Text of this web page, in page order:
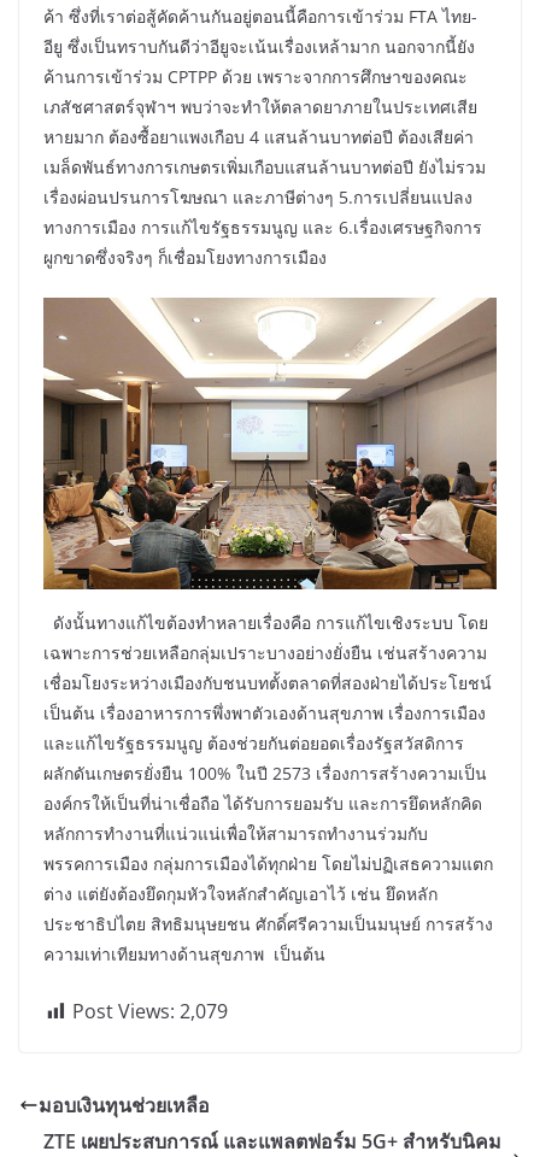
ค้า ซึ่งที่เราต่อสู้คัดค้านกันอยู่ตอนนี้คือการเข้าร่วม FTA ไทย-
อียู ซึ่งเป็นทราบกันดีว่าอียูจะเน้นเรื่องเหล้ามาก นอกจากนี้ยัง
ค้านการเข้าร่วม CPTPP ด้วย เพราะจากการศึกษาของคณะ
เภสัชศาสตร์จุฬาฯ พบว่าจะทำให้ตลาดยาภายในประเทศเสีย
หายมาก ต้องซื้อยาแพงเกือบ 4 แสนล้านบาทต่อปี ต้องเสียค่า
เมล็ดพันธ์ทางการเกษตรเพิ่มเกือบแสนล้านบาทต่อปี ยังไม่รวม
เรื่องผ่อนปรนการโฆษณา และภาษีต่างๆ 5.การเปลี่ยนแปลง
ทางการเมือง การแก้ไขรัฐธรรมนูญ และ 6.เรื่องเศรษฐกิจการ
ผูกขาดซึ่งจริงๆ ก็เชื่อมโยงทางการเมือง
ดังนั้นทางแก้ไขต้องทำหลายเรื่องคือ การแก้ไขเชิงระบบ โดย
เฉพาะการช่วยเหลือกลุ่มเปราะบางอย่างยั่งยืน เช่นสร้างความ
เชื่อมโยงระหว่างเมืองกับชนบทตั้งตลาดที่สองฝ่ายได้ประโยชน์
เป็นต้น เรื่องอาหารการพึ่งพาตัวเองด้านสุขภาพ เรื่องการเมือง
และแก้ไขรัฐธรรมนูญ ต้องช่วยกันต่อยอดเรื่องรัฐสวัสดิการ
ผลักดันเกษตรยั่งยืน 100% ในปี 2573 เรื่องการสร้างความเป็น
องค์กรให้เป็นที่น่าเชื่อถือ ได้รับการยอมรับ และการยึดหลักคิด
หลักการทำงานที่แน่วแน่เพื่อให้สามารถทำงานร่วมกับ
พรรคการเมือง กลุ่มการเมืองได้ทุกฝ่าย โดยไม่ปฏิเสธความแตก
ต่าง แต่ยังต้องยึดกุมหัวใจหลักสำคัญเอาไว้ เช่น ยึดหลัก
ประชาธิปไตย สิทธิมนุษยชน ศักดิ์ศรีความเป็นมนุษย์ การสร้าง
ความเท่าเทียมทางด้านสุขภาพ เป็นต้น
Post Views: 2,079
มอบเงินทุนช่วยเหลือ
ZTE เผยประสบการณ์ และแพลตฟอร์ม 5G+ สำหรับนิคม